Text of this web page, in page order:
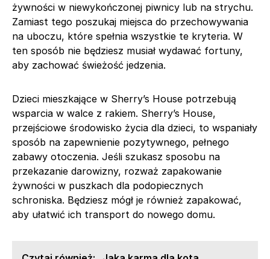
żywności w niewykończonej piwnicy lub na strychu.
Zamiast tego poszukaj miejsca do przechowywania
na uboczu, które spełnia wszystkie te kryteria. W
ten sposób nie będziesz musiał wydawać fortuny,
aby zachować świeżość jedzenia.
Dzieci mieszkające w Sherry’s House potrzebują
wsparcia w walce z rakiem. Sherry’s House,
przejściowe środowisko życia dla dzieci, to wspaniały
sposób na zapewnienie pozytywnego, pełnego
zabawy otoczenia. Jeśli szukasz sposobu na
przekazanie darowizny, rozważ zapakowanie
żywności w puszkach dla podopiecznych
schroniska. Będziesz mógł je również zapakować,
aby ułatwić ich transport do nowego domu.